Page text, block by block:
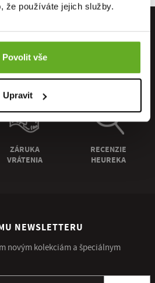
že používáte jejich služby.
Povolit vše
Upravit
OSOBNÝ
DOPRAVA
ZÁRUKA
VRÁTENIA
RECENZIE
HEUREKA
NEWSLETTERU
novým kolekciám a špeciálnym